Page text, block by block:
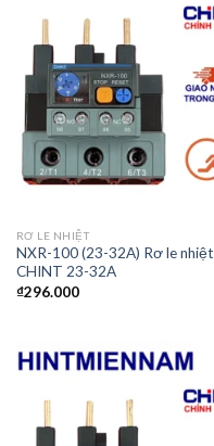
RƠ LE NHIỆT
NXR-100 (23-32A) Rơ le nhiệt
CHINT 23-32A
₫296.000